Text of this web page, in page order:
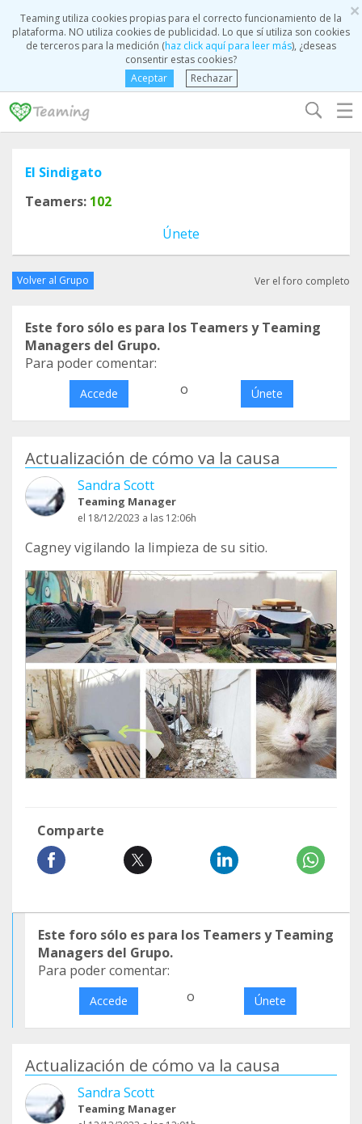
×
Teaming utiliza cookies propias para el correcto funcionamiento de la
plataforma. NO utiliza cookies de publicidad. Lo que sí utiliza son cookies
de terceros para la medición (haz click aquí para leer más), ¿deseas
consentir estas cookies?
Aceptar
Rechazar
☰
El Sindigato
Teamers: 102
Únete
Volver al Grupo Ver el foro completo
Este foro sólo es para los Teamers y Teaming
Managers del Grupo.
Para poder comentar:
Accede o Únete
Actualización de cómo va la causa
Sandra Scott
Teaming Manager
el 18/12/2023 a las 12:06h
Cagney vigilando la limpieza de su sitio.
Comparte
Este foro sólo es para los Teamers y Teaming
Managers del Grupo.
Para poder comentar:
Accede o Únete
Actualización de cómo va la causa
Sandra Scott
Teaming Manager